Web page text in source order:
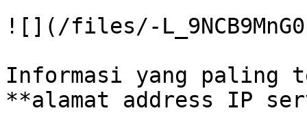
![](/files/-
Informasi yang paling
**alamat address IP